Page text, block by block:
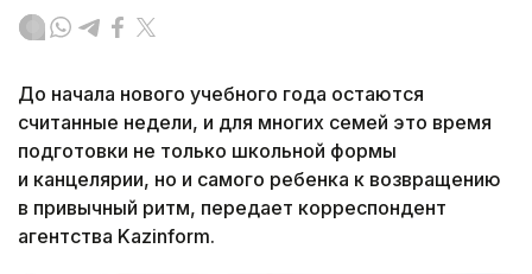
До начала нового учебного года остаются
считанные недели, и для многих семей это время
подготовки не только школьной формы
и канцелярии, но и самого ребенка к возвращению
в привычный ритм, передает корреспондент
агентства Kazinform.